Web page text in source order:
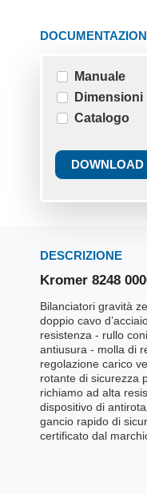
Manuale
Dimensioni
Catalogo
DOWNLOAD
DESCRIZIONE
Kromer 8248
Bilanciatori gravità
doppio cavo
resistenza - rullo
antiusura - molla di
regolazione carico
rotante di sicurezza
richiamo ad alta
dispositivo di
gancio rapido di
certificato dal